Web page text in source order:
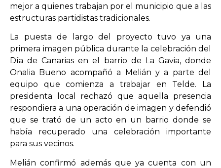
mejor a quienes trabajan por el municipio que a las
estructuras partidistas tradicionales.
La puesta de largo del proyecto tuvo ya una
primera imagen pública durante la celebración del
Día de Canarias en el barrio de La Gavia, donde
Onalia Bueno acompañó a Melián y a parte del
equipo que comienza a trabajar en Telde. La
presidenta local rechazó que aquella presencia
respondiera a una operación de imagen y defendió
que se trató de un acto en un barrio donde se
había recuperado una celebración importante
para sus vecinos.
Melián confirmó además que ya cuenta con un